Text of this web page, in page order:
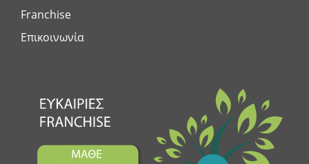
Franchise
Επικοινωνία